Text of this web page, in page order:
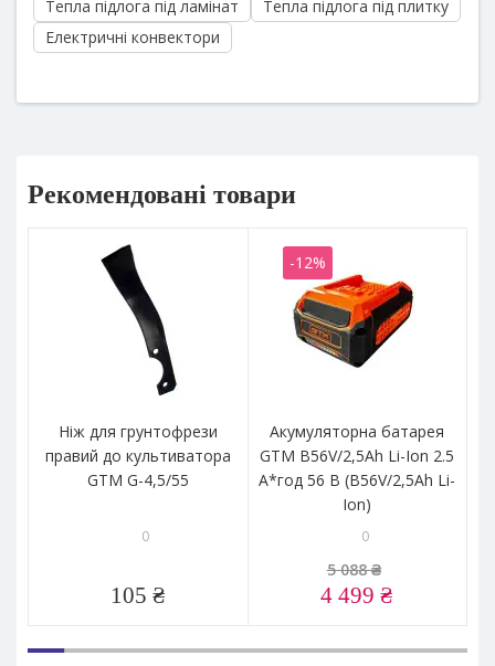
Тепла підлога під ламінат
Тепла підлога під плитку
Електричні конвектори
Рекомендовані товари
Ніж для грунтофрези
правий до культиватора
GTM G-4,5/55
0
105 ₴
-12%
Акумуляторна батарея
GTM B56V/2,5Ah Li-Ion 2.5
А*год 56 В (B56V/2,5Ah Li-
Ion)
0
5 088 ₴
4 499 ₴